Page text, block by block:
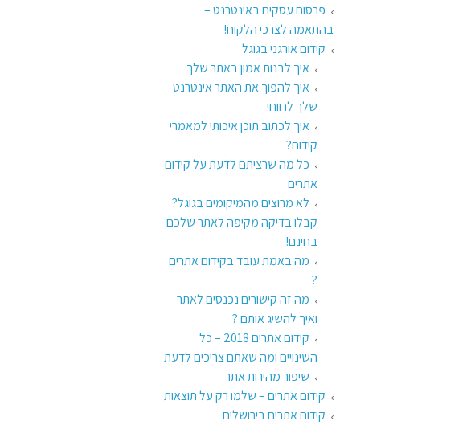
פרסום עסקים באינטרנט –
בהתאמה לצרכי הלקוח!
קידום אורגני בגוגל
איך לבנות אמון באתר שלך
איך להפוך את האתר אינטרנט
שלך לרווחי
איך לכתוב תוכן איכותי למאמרי
קידום?
כל מה שרציתם לדעת על קידום
אתרים
לא מרוצים מהמיקומים בגוגל?
קבלו בדיקה מקיפה לאתר שלכם
בחינם!
מה באמת עובד בקידום אתרים
?
מה זה קישורים נכנסים לאתר
ואיך להשיג אותם ?
קידום אתרים 2018 – כל
השינויים ומה שאתם צריכים לדעת
שיפור מהירות אתר
קידום אתרים – שלמו רק על תוצאות
קידום אתרים בירושלים